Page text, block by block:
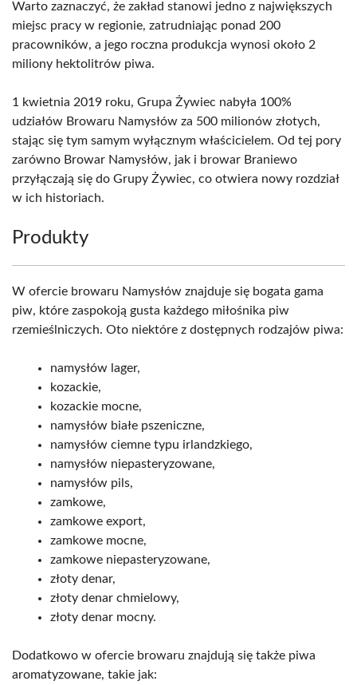
Warto zaznaczyć, że zakład stanowi jedno z największych
miejsc pracy w regionie, zatrudniając ponad 200
pracowników, a jego roczna produkcja wynosi około 2
miliony hektolitrów piwa.
1 kwietnia 2019 roku, Grupa Żywiec nabyła 100%
udziałów Browaru Namysłów za 500 milionów złotych,
stając się tym samym wyłącznym właścicielem. Od tej pory
zarówno Browar Namysłów, jak i browar Braniewo
przyłączają się do Grupy Żywiec, co otwiera nowy rozdział
w ich historiach.
Produkty
W ofercie browaru Namysłów znajduje się bogata gama
piw, które zaspokoją gusta każdego miłośnika piw
rzemieślniczych. Oto niektóre z dostępnych rodzajów piwa:
namysłów lager,
kozackie,
kozackie mocne,
namysłów białe pszeniczne,
namysłów ciemne typu irlandzkiego,
namysłów niepasteryzowane,
namysłów pils,
zamkowe,
zamkowe export,
zamkowe mocne,
zamkowe niepasteryzowane,
złoty denar,
złoty denar chmielowy,
złoty denar mocny.
Dodatkowo w ofercie browaru znajdują się także piwa
aromatyzowane, takie jak: